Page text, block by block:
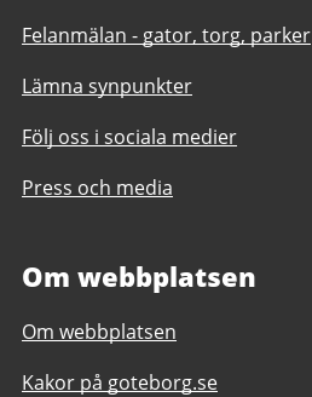
Felanmälan - gator, torg, parker
Lämna synpunkter
Följ oss i sociala medier
Press och media
Om webbplatsen
Om webbplatsen
Kakor på goteborg.se